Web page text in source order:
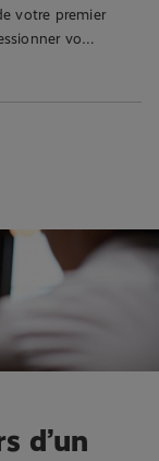
votre premier
vo…
d’un